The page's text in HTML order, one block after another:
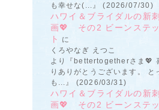
も幸せな(...』 (2026/07/30)
ハワイ＆ブライダルの新
画💖 その2 ビーンステ
ト
に
くろやなぎ えつこ
より『bettertogetherさま💖
りありがとうございます。 と
も...』 (2026/03/31)
ハワイ＆ブライダルの新
画💖 その2 ビーンステ